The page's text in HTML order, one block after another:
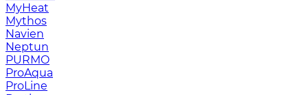
MyHeat
Mythos
Navien
Neptun
PURMO
ProAqua
ProLine